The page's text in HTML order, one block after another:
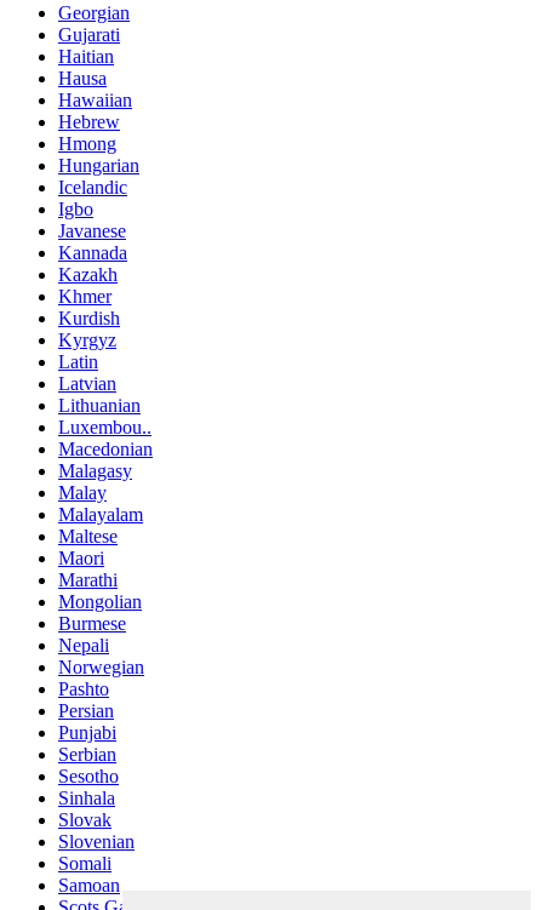
Georgian
Gujarati
Haitian
Hausa
Hawaiian
Hebrew
Hmong
Hungarian
Icelandic
Igbo
Javanese
Kannada
Kazakh
Khmer
Kurdish
Kyrgyz
Latin
Latvian
Lithuanian
Luxembou..
Macedonian
Malagasy
Malay
Malayalam
Maltese
Maori
Marathi
Mongolian
Burmese
Nepali
Norwegian
Pashto
Persian
Punjabi
Serbian
Sesotho
Sinhala
Slovak
Slovenian
Somali
Samoan